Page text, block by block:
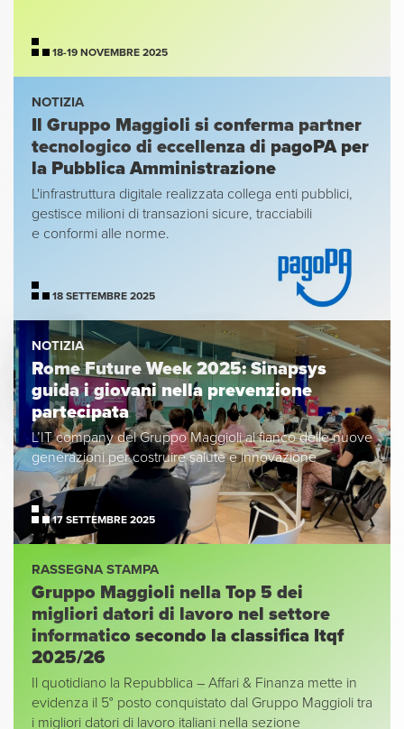
18-19 NOVEMBRE 2025
NOTIZIA
Il Gruppo Maggioli si conferma partner
tecnologico di eccellenza di pagoPA per
la Pubblica Amministrazione
L'infrastruttura digitale realizzata collega enti pubblici,
gestisce milioni di transazioni sicure, tracciabili
e conformi alle norme.
18 SETTEMBRE 2025
NOTIZIA
Rome Future Week 2025: Sinapsys
guida i giovani nella prevenzione
partecipata
L’IT company del Gruppo Maggioli al fianco delle nuove
generazioni per costruire salute e innovazione
17 SETTEMBRE 2025
RASSEGNA STAMPA
Gruppo Maggioli nella Top 5 dei
migliori datori di lavoro nel settore
informatico secondo la classifica Itqf
2025/26
Il quotidiano la Repubblica – Affari & Finanza mette in
evidenza il 5° posto conquistato dal Gruppo Maggioli tra
i migliori datori di lavoro italiani nella sezione